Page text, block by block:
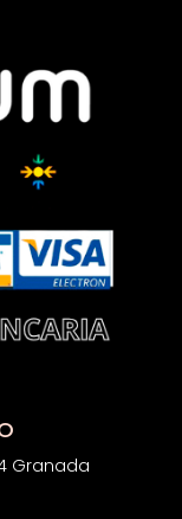
Granada